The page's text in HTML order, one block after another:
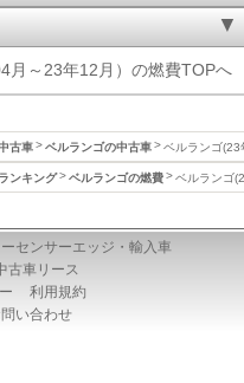
月～23年12月）の燃費TOPへ
古車 ベルランゴの中古車 ベルランゴ
ンキング ベルランゴの燃費 ベルランゴ
センサーエッジ・輸入車
古車リース
利用規約
い合わせ